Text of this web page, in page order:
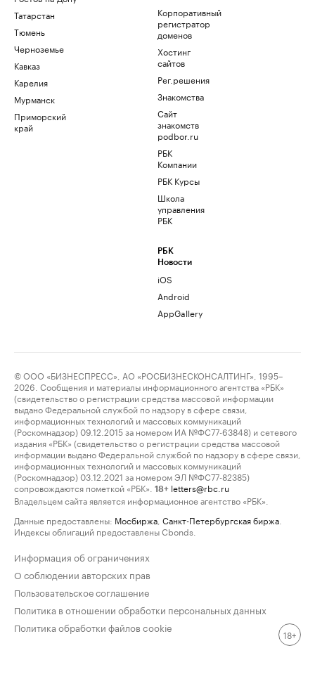
Татарстан
Тюмень
Черноземье
Кавказ
Карелия
Мурманск
Приморский
край
Корпоративный
регистратор
доменов
Хостинг
сайтов
Рег.решения
Знакомства
Сайт
знакомств
podbor.ru
РБК
Компании
РБК Курсы
Школа
управления
РБК
РБК
Новости
iOS
Android
AppGallery
© ООО «БИЗНЕСПРЕСС», АО «РОСБИЗНЕСКОНСАЛТИНГ», 1995–
2026. Сообщения и материалы информационного агентства «РБК»
(свидетельство о регистрации средства массовой информации
выдано Федеральной службой по надзору в сфере связи,
информационных технологий и массовых коммуникаций
(Роскомнадзор) 09.12.2015 за номером ИА №ФС77-63848) и сетевого
издания «РБК» (свидетельство о регистрации средства массовой
информации выдано Федеральной службой по надзору в сфере связи,
информационных технологий и массовых коммуникаций
(Роскомнадзор) 03.12.2021 за номером ЭЛ №ФС77-82385)
сопровождаются пометкой «РБК».
18+ letters@rbc.ru
Владельцем сайта является информационное агентство «РБК».
Данные предоставлены: Мосбиржа Санкт-Петербургская биржа
Индексы облигаций предоставлены Cbonds.
Информация об ограничениях
О соблюдении авторских прав
Пользовательское соглашение
Политика в отношении обработки персональных данных
Политика обработки файлов cookie
18+